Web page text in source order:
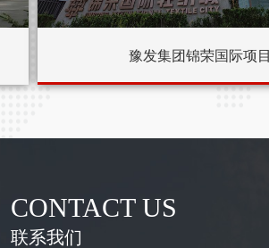
豫发集团锦荣国际项目
CONTACT US
联系我们